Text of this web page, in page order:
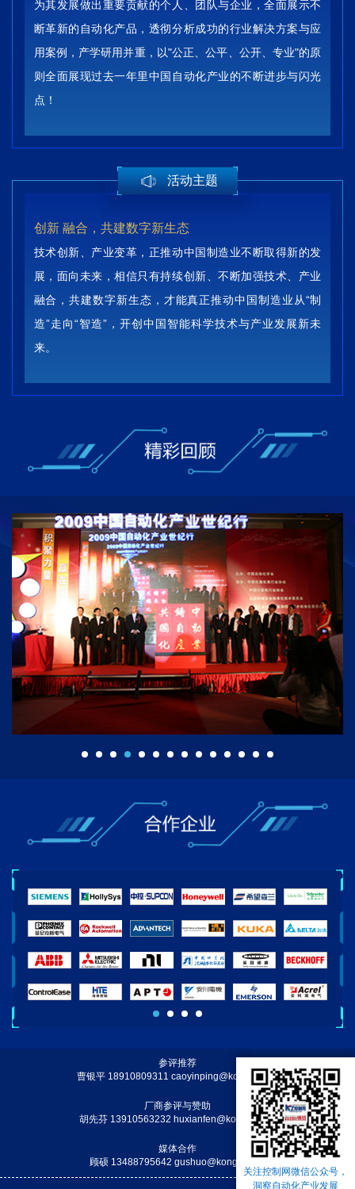
为其发展做出重要贡献的个人、团队与企业，全面展示不
断革新的自动化产品，透彻分析成功的行业解决方案与应
用案例，产学研用并重，以"公正、公平、公开、专业"的原
则全面展现过去一年里中国自动化产业的不断进步与闪光
点！
活动主题
创新 融合，共建数字新生态
技术创新、产业变革，正推动中国制造业不断取得新的发
展，面向未来，相信只有持续创新、不断加强技术、产业
融合，共建数字新生态，才能真正推动中国制造业从“制
造”走向“智造”，开创中国智能科学技术与产业发展新未
来。
参评推荐
曹银平 18910809311 caoyinping@kongzhi.net
厂商参评与赞助
胡先芬 13910563232 huxianfen@kongzhi.net
媒体合作
顾硕 13488795642 gushuo@kongzhi.net
关注控制网微信公众号，
洞察自动化产业发展